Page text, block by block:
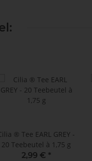
® Tee EARL GREY -
20 Teebeutel à 1,75 g
2,99 € *